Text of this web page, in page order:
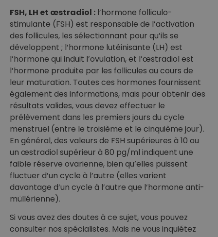
FSH, LH et œstradiol : l’hormone folliculo-
stimulante (FSH) est responsable de l’activation
des follicules, les sélectionnant pour qu’ils se
développent ; l’hormone lutéinisante (LH) est
l’hormone qui induit l’ovulation, et l’œstradiol est
l’hormone produite par les follicules au cours de
leur maturation. Toutes ces hormones fournissent
également des informations, mais pour obtenir des
résultats valides, vous devez effectuer le
prélèvement dans les premiers jours du cycle
menstruel (entre le troisième et le cinquième jour).
En général, des valeurs de FSH supérieures à 10 ou
un œstradiol supérieur à 80 pg/ml indiquent une
faible réserve ovarienne, bien qu’elles puissent
fluctuer d’un cycle à l’autre (elles varient
davantage d’un cycle à l’autre que l’hormone anti-
müllérienne).
Si vous avez des doutes à ce sujet, vous pouvez
consulter nos spécialistes. Mais ne vous inquiétez